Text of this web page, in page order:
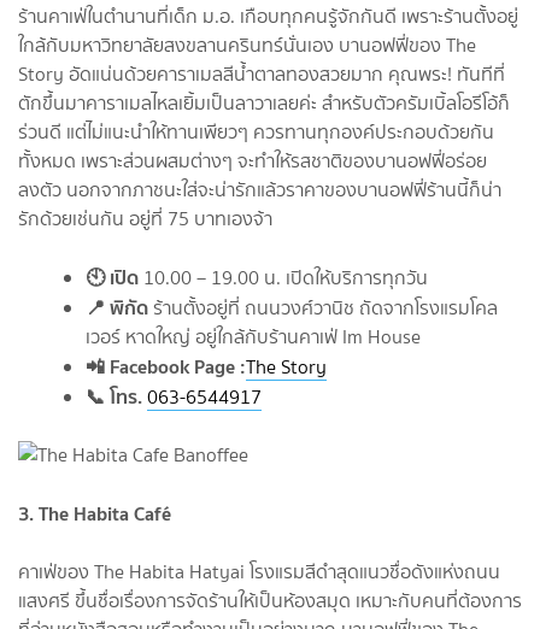
ร้านคาเฟ่ในตำนานที่เด็ก ม.อ. เกือบทุกคนรู้จักกันดี เพราะร้านตั้งอยู่
ใกล้กับมหาวิทยาลัยสงขลานครินทร์นั่นเอง บานอฟฟี่ของ The
Story อัดแน่นด้วยคาราเมลสีน้ำตาลทองสวยมาก คุณพระ! ทันทีที่
ตักขึ้นมาคาราเมลไหลเยิ้มเป็นลาวาเลยค่ะ สำหรับตัวครัมเบิ้ลโอรีโอ้ก็
ร่วนดี แต่ไม่แนะนำให้ทานเพียวๆ ควรทานทุกองค์ประกอบด้วยกัน
ทั้งหมด เพราะส่วนผสมต่างๆ จะทำให้รสชาติของบานอฟฟี่อร่อย
ลงตัว นอกจากภาชนะใส่จะน่ารักแล้วราคาของบานอฟฟี่ร้านนี้ก็น่า
รักด้วยเช่นกัน อยู่ที่ 75 บาทเองจ้า
🕙 เปิด 10.00 – 19.00 น. เปิดให้บริการทุกวัน
📍 พิกัดร้านตั้งอยู่ที่ ถนนวงศ์วานิช ถัดจากโรงแรมโคล
เวอร์ หาดใหญ่ อยู่ใกล้กับร้านคาเฟ่ Im House
📲 Facebook Page :The Story
📞 โทร.063-6544917
3. The Habita Café
คาเฟ่ของ The Habita Hatyai โรงแรมสีดำสุดแนวชื่อดังแห่งถนน
แสงศรี ขึ้นชื่อเรื่องการจัดร้านให้เป็นห้องสมุด เหมาะกับคนที่ต้องการ